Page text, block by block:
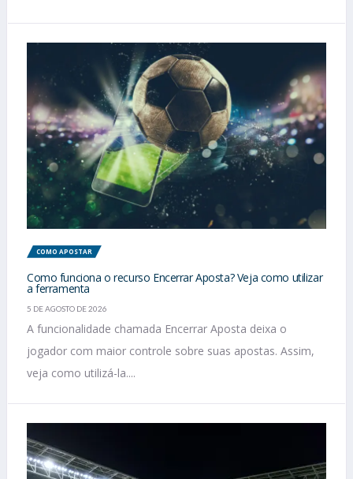
COMO APOSTAR
Como funciona o recurso Encerrar Aposta? Veja como utilizar
a ferramenta
5 DE AGOSTO DE 2026
A funcionalidade chamada Encerrar Aposta deixa o
jogador com maior controle sobre suas apostas. Assim,
veja como utilizá-la....